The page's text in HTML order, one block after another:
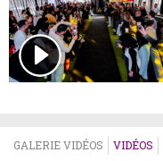
GALERIE VIDÉOS VIDÉOS